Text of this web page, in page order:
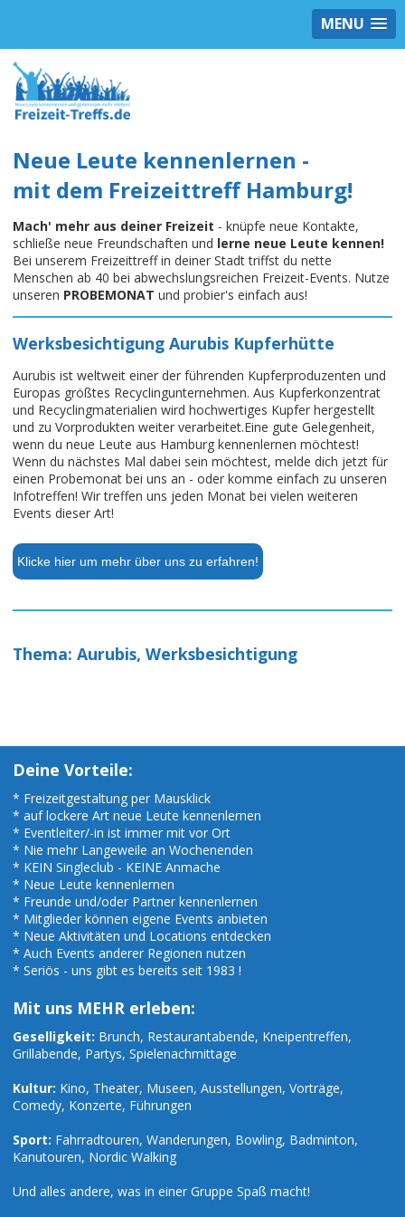
MENU
Neue Leute kennenlernen -
mit dem Freizeittreff Hamburg!
Mach' mehr aus deiner Freizeit - knüpfe neue Kontakte,
schließe neue Freundschaften und lerne neue Leute kennen!
Bei unserem Freizeittreff in deiner Stadt triffst du nette
Menschen ab 40 bei abwechslungsreichen Freizeit-Events. Nutze
unseren PROBEMONAT und probier's einfach aus!
Werksbesichtigung Aurubis Kupferhütte
Aurubis ist weltweit einer der führenden Kupferproduzenten und
Europas größtes Recyclingunternehmen. Aus Kupferkonzentrat
und Recyclingmaterialien wird hochwertiges Kupfer hergestellt
und zu Vorprodukten weiter verarbeitet.Eine gute Gelegenheit,
wenn du neue Leute aus Hamburg kennenlernen möchtest!
Wenn du nächstes Mal dabei sein möchtest, melde dich jetzt für
einen Probemonat bei uns an - oder komme einfach zu unseren
Infotreffen! Wir treffen uns jeden Monat bei vielen weiteren
Events dieser Art!
Klicke hier um mehr über uns zu erfahren!
Thema: Aurubis, Werksbesichtigung
Deine Vorteile:
* Freizeitgestaltung per Mausklick
* auf lockere Art neue Leute kennenlernen
* Eventleiter/-in ist immer mit vor Ort
* Nie mehr Langeweile an Wochenenden
* KEIN Singleclub - KEINE Anmache
* Neue Leute kennenlernen
* Freunde und/oder Partner kennenlernen
* Mitglieder können eigene Events anbieten
* Neue Aktivitäten und Locations entdecken
* Auch Events anderer Regionen nutzen
* Seriös - uns gibt es bereits seit 1983 !
Mit uns MEHR erleben:
Geselligkeit: Brunch, Restaurantabende, Kneipentreffen,
Grillabende, Partys, Spielenachmittage
Kultur: Kino, Theater, Museen, Ausstellungen, Vorträge,
Comedy, Konzerte, Führungen
Sport: Fahrradtouren, Wanderungen, Bowling, Badminton,
Kanutouren, Nordic Walking
Und alles andere, was in einer Gruppe Spaß macht!